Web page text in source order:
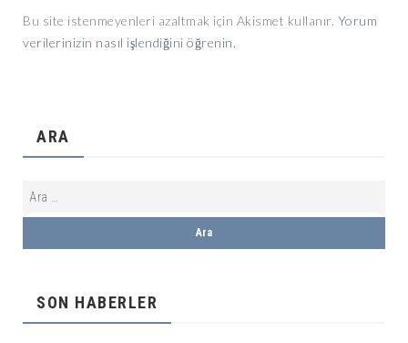
Bu site istenmeyenleri azaltmak için Akismet kullanır. Yorum
verilerinizin nasıl işlendiğini öğrenin.
ARA
SON HABERLER